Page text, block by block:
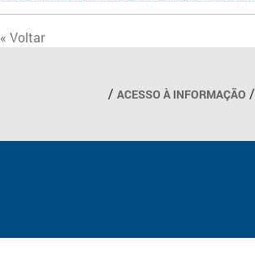
« Voltar
Outros links
ACESSO À INFORMAÇÃO